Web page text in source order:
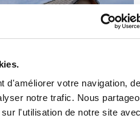
d'améliorer votre navigation, de
notre trafic. Nous
l'utilisation de notre site